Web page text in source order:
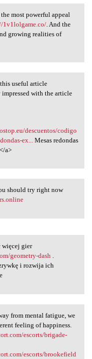
is the
most powerful appeal
1v1lolgame.co/. And the
growing realities of
this
useful article
with the article
descuentos/codigo
ex...
Mesas redondas
a>
you
should try right now
więcej
więcej gier
geometry-dash.
i rozwija ich
away from
from mental fatigue, we
feeling of happiness.
escorts/brigade-
escorts/brookefield